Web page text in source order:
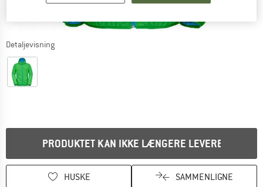
Detaljevisning
PRODUKTET KAN IKKE LÆNGERE LEVERES
HUSKE SAMMENLIGNE